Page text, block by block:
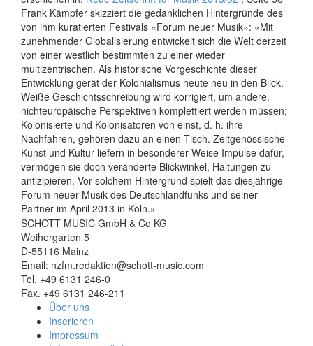
Frank Kämpfer skizziert die gedanklichen Hintergründe des
von ihm kuratierten Festivals «Forum neuer Musik»: «Mit
zunehmender Globalisierung entwickelt sich die Welt derzeit
von einer westlich bestimmten zu einer wieder
multizentrischen. Als historische Vorgeschichte dieser
Entwicklung gerät der Kolonialismus heute neu in den Blick.
Weiße Geschichtsschreibung wird korrigiert, um andere,
nichteuropäische Perspektiven komplettiert werden müssen;
Kolonisierte und Kolonisatoren von einst, d. h. ihre
Nachfahren, gehören dazu an einen Tisch. Zeitgenössische
Kunst und Kultur liefern in besonderer Weise Impulse dafür,
vermögen sie doch veränderte Blickwinkel, Haltungen zu
antizipieren. Vor solchem Hintergrund spielt das diesjährige
Forum neuer Musik des Deutschlandfunks und seiner
Partner im April 2013 in Köln.»
SCHOTT MUSIC GmbH & Co KG
Weihergarten 5
D-55116 Mainz
Email: nzfm.redaktion@schott-music.com
Tel. +49 6131 246-0
Fax. +49 6131 246-211
Über uns
Inserieren
Impressum